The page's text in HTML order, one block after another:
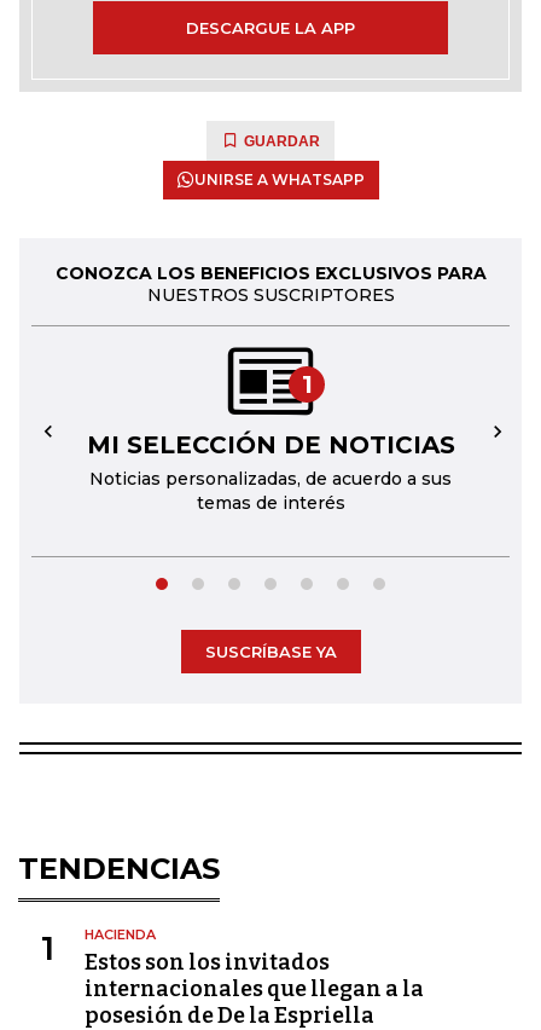
DESCARGUE LA APP
GUARDAR
UNIRSE A WHATSAPP
CONOZCA LOS BENEFICIOS EXCLUSIVOS PARA
NUESTROS SUSCRIPTORES
1
MI SELECCIÓN DE NOTICIAS
Noticias personalizadas, de acuerdo a sus
temas de interés
← →
SUSCRÍBASE YA
TENDENCIAS
1 HACIENDA
Estos son los invitados
internacionales que llegan a la
posesión de De la Espriella